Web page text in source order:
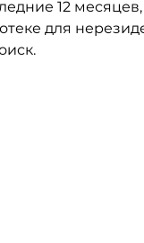
12
для